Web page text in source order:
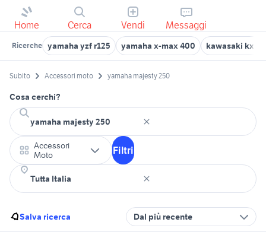
Home Cerca Vendi Messaggi
Ricerche yamaha yzf r125 yamaha x-max 400 kawasaki kxf
Subito Accessori moto yamaha majesty 250
Cosa cerchi?
Accessori
Moto
Filtri
Salva ricerca Dal più recente